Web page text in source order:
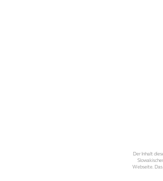
Der Inhalt
Webseite.